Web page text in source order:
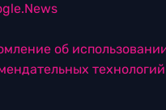
об
технологий